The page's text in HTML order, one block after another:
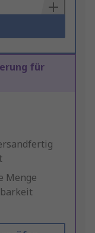
für
Menge